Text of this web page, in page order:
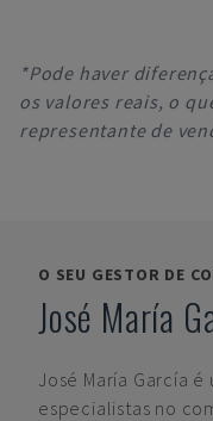
*Pode haver
os valores reais, o
representante de
O SEU GESTOR DE
José María
José María García é
especialistas no